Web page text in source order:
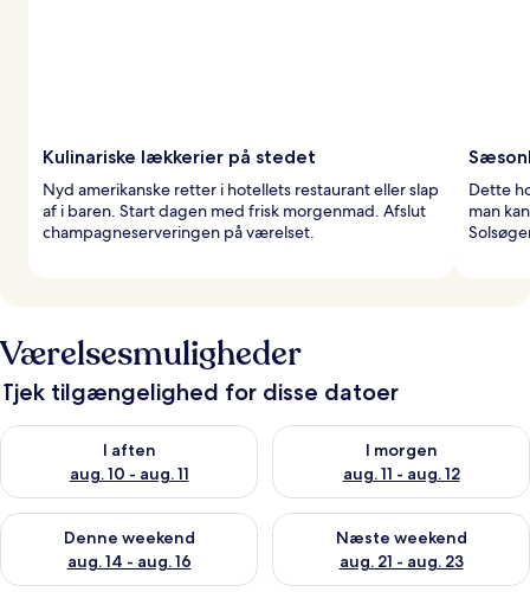
Kulinariske lækkerier på stedet
Nyd amerikanske retter i hotellets restaurant eller slap
af i baren. Start dagen med frisk morgenmad. Afslut
champagneserveringen på værelset.
Dette
man
Værelsesmuligheder
Tjek tilgængelighed for disse datoer
I aften
aug. 10 - aug. 11
Tjek tilgængelighed for i aften aug. 10 - aug. 11
I morgen
aug. 11 - aug. 12
Tjek tilgængelighed for i
Denne weekend
aug. 14 - aug. 16
Tjek tilgængelighed for denne weekend aug. 14 - aug. 16
Næste weekend
aug. 21 - aug. 23
Tjek tilgængelighed for næste